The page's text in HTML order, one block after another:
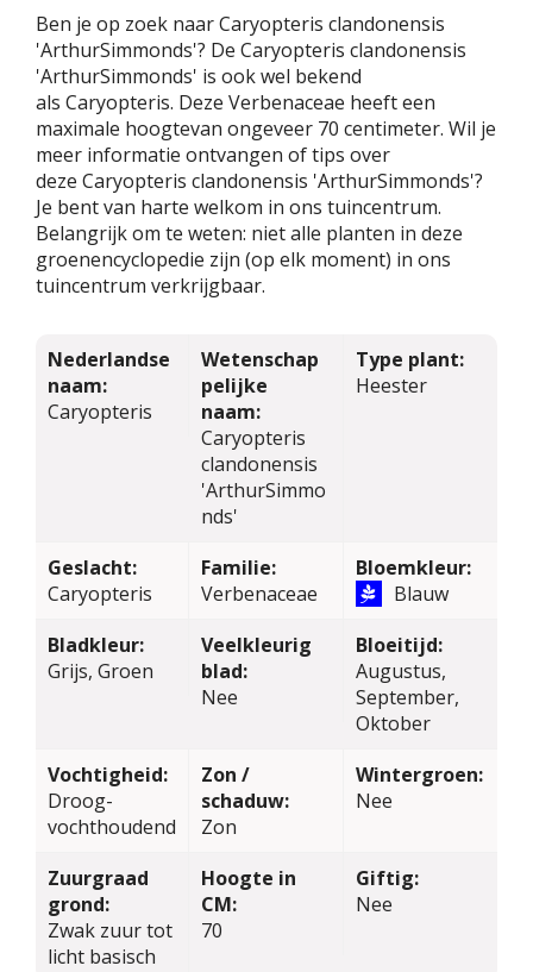
Ben je op zoek naar Caryopteris clandonensis
'ArthurSimmonds'? De Caryopteris clandonensis
'ArthurSimmonds' is ook wel bekend
als Caryopteris. Deze Verbenaceae heeft een
maximale hoogtevan ongeveer 70 centimeter. Wil je
meer informatie ontvangen of tips over
deze Caryopteris clandonensis 'ArthurSimmonds'?
Je bent van harte welkom in ons tuincentrum.
Belangrijk om te weten: niet alle planten in deze
groenencyclopedie zijn (op elk moment) in ons
tuincentrum verkrijgbaar.
Nederlandse
naam:
Caryopteris
Wetenschap
pelijke
naam:
Caryopteris
clandonensis
'ArthurSimmo
nds'
Type plant:
Heester
Geslacht:
Caryopteris
Familie:
Verbenaceae
Bloemkleur:
Blauw
Bladkleur:
Grijs, Groen
Veelkleurig
blad:
Nee
Bloeitijd:
Augustus,
September,
Oktober
Vochtigheid:
Droog-
vochthoudend
Zon /
schaduw:
Zon
Wintergroen:
Nee
Zuurgraad
grond:
Zwak zuur tot
licht basisch
Hoogte in
CM:
70
Giftig:
Nee